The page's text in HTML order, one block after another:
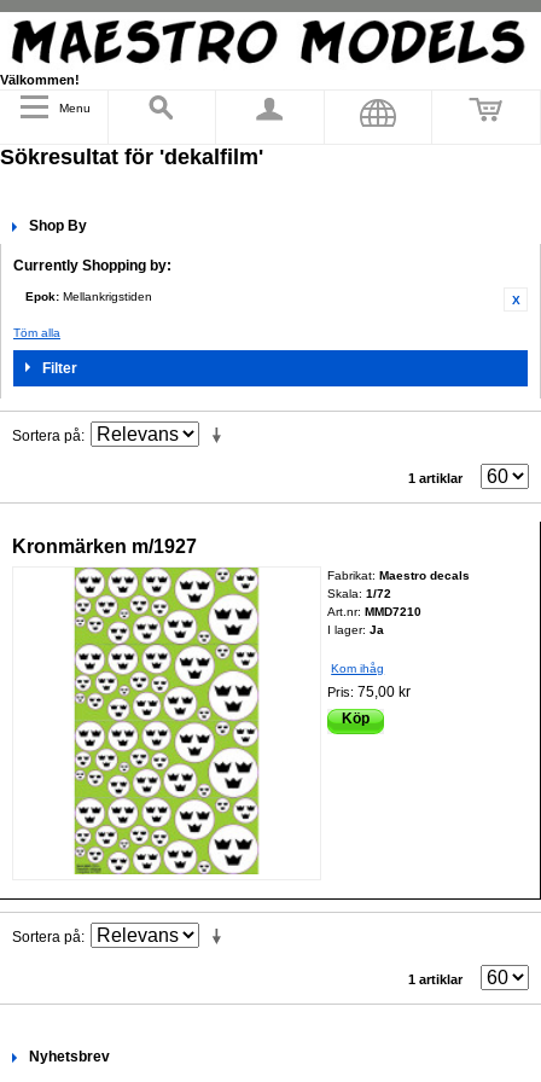
Välkommen!
Menu
Sökresultat för 'dekalfilm'
Shop By
Currently Shopping by:
Epok: Mellankrigstiden
Töm alla
Filter
Sortera på
1 artiklar
Kronmärken m/1927
Fabrikat:Maestro decals
Skala:1/72
Art.nr:MMD7210
I lager: Ja
Kom ihåg
Pris:75,00 kr
Köp
Sortera på
1 artiklar
Nyhetsbrev